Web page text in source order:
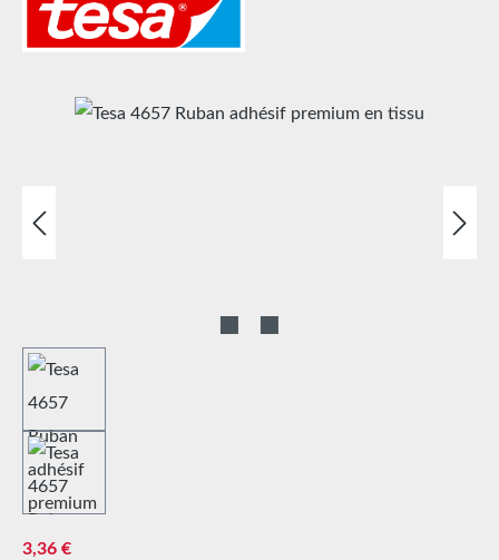
Ignorer la galerie d'images
Prix régulier :
3,36 €